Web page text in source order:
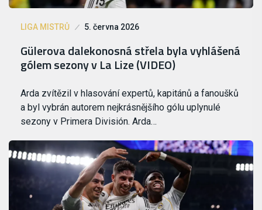
LIGA MISTRŮ 5. června 2026
Gülerova dalekonosná střela byla vyhlášená
gólem sezony v La Lize (VIDEO)
Arda zvítězil v hlasování expertů, kapitánů a fanoušků
a byl vybrán autorem nejkrásnějšího gólu uplynulé
sezony v Primera División. Arda…